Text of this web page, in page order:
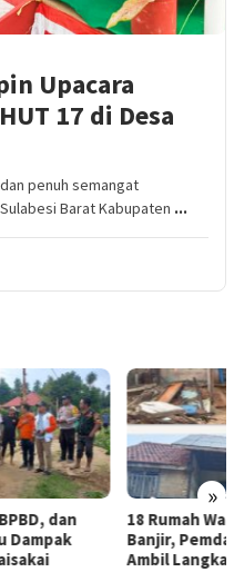
Upacara
17 di Desa
dan penuh semangat
Barat Kabupaten ...
»
Rumah Warga Terendam
Pemda Sula Diminta
Langkah